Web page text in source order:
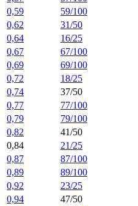
0,59
59/100
0,62
31/50
0,64
16/25
0,67
67/100
0,69
69/100
0,72
18/25
0,74
37/50
0,77
77/100
0,79
79/100
0,82
41/50
0,84
21/25
0,87
87/100
0,89
89/100
0,92
23/25
0,94
47/50